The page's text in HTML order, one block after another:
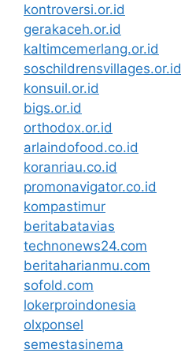
kontroversi.or.id
gerakaceh.or.id
kaltimcemerlang.or.id
soschildrensvillages.or.id
konsuil.or.id
bigs.or.id
orthodox.or.id
arlaindofood.co.id
koranriau.co.id
promonavigator.co.id
kompastimur
beritabatavias
technonews24.com
beritaharianmu.com
sofold.com
lokerproindonesia
olxponsel
semestasinema